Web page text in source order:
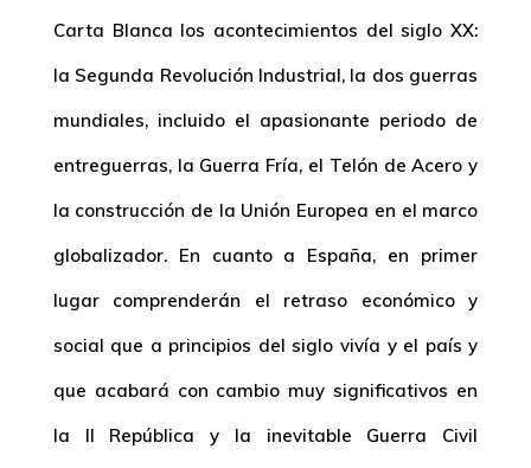
Carta Blanca los acontecimientos del siglo XX:
la Segunda Revolución Industrial, la dos guerras
mundiales, incluido el apasionante periodo de
entreguerras, la Guerra Fría, el Telón de Acero y
la construcción de la Unión Europea en el marco
globalizador. En cuanto a España, en primer
lugar comprenderán el retraso económico y
social que a principios del siglo vivía y el país y
que acabará con cambio muy significativos en
la II República y la inevitable Guerra Civil